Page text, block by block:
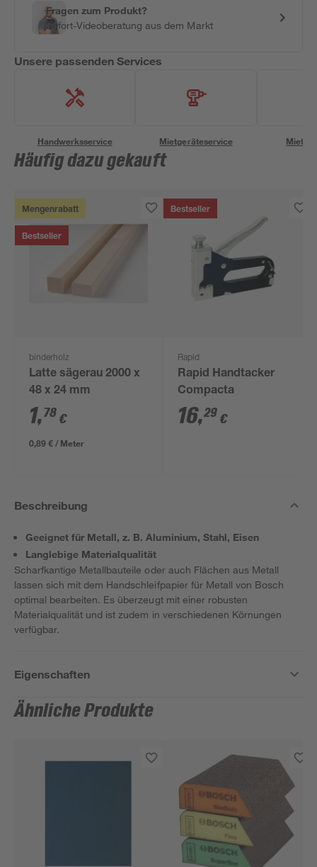
Fragen zum Produkt?
Sofort-Videoberatung aus dem Markt
Unsere passenden Services
Handwerksservice Mietgeräteservice
Häufig dazu gekauft
Mengenrabatt
Bestseller
binderholz
Latte sägerau 2000 x
48 x 24 mm
1,78 €
0,89 € / Meter
Bestseller
Rapid
Rapid Handtacker
Compacta
16,29 €
Beschreibung
Geeignet für Metall, z. B. Aluminium, Stahl, Eisen
Langlebige Materialqualität
Scharfkantige Metallbauteile oder auch Flächen aus Metall
lassen sich mit dem Handschleifpapier für Metall von Bosch
optimal bearbeiten. Es überzeugt mit einer robusten
Materialqualität und ist zudem in verschiedenen Körnungen
verfügbar.
Eigenschaften
Ähnliche Produkte